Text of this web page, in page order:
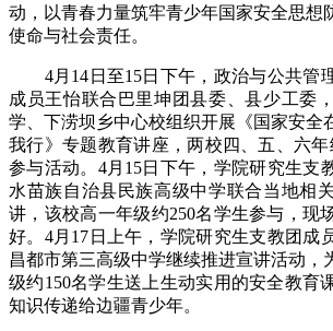
动，以青春力量筑牢青少年国家安全思想
使命与社会责任。
4月14日至15日下午，政治与公共管
成员王怡联合巴里坤团县委、县少工委
学、下涝坝乡中心校组织开展《国家安全
我行》专题教育讲座，两校四、五、六年
参与活动。4月15日下午，学院研究生支
水苗族自治县民族高级中学联合当地相
讲，该校高一年级约250名学生参与，现
好。4月17日上午，学院研究生支教团成
昌都市第三高级中学继续推进宣讲活动，
级约150名学生送上生动实用的安全教育
知识传递给边疆青少年。